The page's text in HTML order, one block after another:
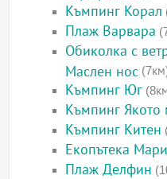
Къмпинг Корал
Плаж Варвара
Обиколка с
Маслен нос
Къмпинг Юг
Къмпинг Якото
Къмпинг Китен
Екопътека
Плаж Делфин